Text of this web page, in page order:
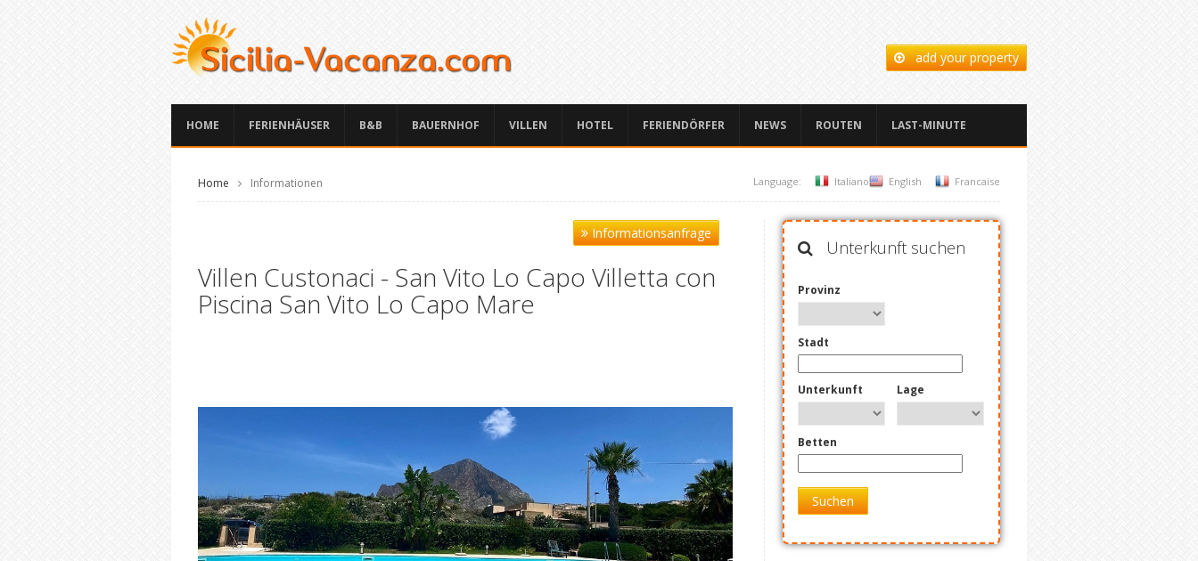
add your property
HOME FERIENHÄUSER B&B BAUERNHOF VILLEN HOTEL FERIENDÖRFER NEWS ROUTEN LAST-MINUTE
Home Informationen Language: Italiano English Francaise
Informationsanfrage
Villen Custonaci - San Vito Lo Capo Villetta con
Piscina San Vito Lo Capo Mare
Unterkunft suchen
Provinz
Stadt
Unterkunft Lage
Betten
Suchen